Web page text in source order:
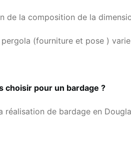
de la composition de la
(fourniture et pose )
choisir pour un bardage ?
réalisation de bardage en